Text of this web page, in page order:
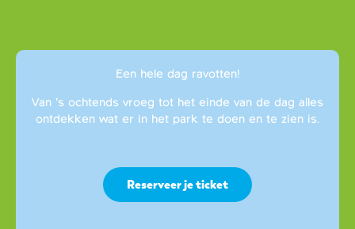
Een hele dag ravotten!
Van ’s ochtends vroeg tot het einde van de dag alles
ontdekken wat er in het park te doen en te zien is.
Reserveer je ticket